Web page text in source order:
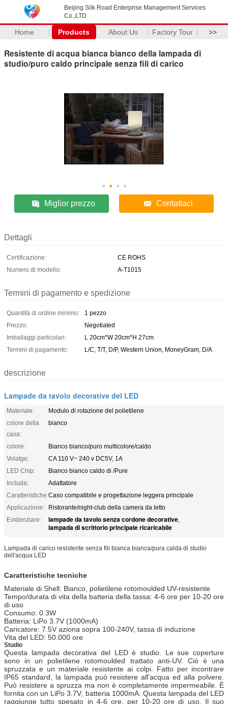
Beijing Silk Road Enterprise Management Services
Co.,LTD
Home Products About Us Factory Tour >>
Resistente di acqua bianca bianco della lampada di
studio/puro caldo principale senza fili di carico
Miglior prezzo Contattaci
Dettagli
Certificazione:
CE ROHS
Numero di modello:
A-T1015
Termini di pagamento e spedizione
Quantità di ordine minimo:
1 pezzo
Prezzo:
Negotiated
Imballaggi particolari:
L 20cm*W 20cm*H 27cm
Termini di pagamento:
L/C, T/T, D/P, Western Union, MoneyGram, D/A
descrizione
Lampade da tavolo decorative del LED
Materiale:
Modulo di rotazione del polietilene
colore della
casa:
bianco
colore:
Bianco bianco/puro multicolore/caldo
Volatge:
CA 110 V~ 240 v DC5V, 1A
LED Chip:
Bianco bianco caldo di /Pure
Includa:
Adattatore
Caratteristiche:Caso compatibile e progettazione leggera principale
Applicazione:
Ristorante/night-club della camera da letto
Evidenziare:
lampade da tavolo senza cordone decorative,
lampada di scrittorio principale ricaricabile
Lampada di carico resistente senza fili bianca bianca/pura calda di studio
dell'acqua LED
Caratteristiche tecniche
Materiale di Shell: Bianco, polietilene rotomoulded UV-resistente
Tempo/durata di vita della batteria della tassa: 4-6 ore per 10-20 ore
di uso
Consumo: 0.3W
Batteria: LiPo 3.7V (1000mA)
Caricatore: 7.5V aziona sopra 100-240V, tassa di induzione
Vita del LED: 50.000 ore
Studio
Questa lampada decorativa del LED è studio. Le sue coperture
sono in un polietilene rotomoulded trattato anti-UV. Ciò è una
spruzzata e un materiale resistente ai colpi. Fatto per incontrare
IP65 standard, la lampada può resistere all'acqua ed alla polvere.
Può resistere a spruzza ma non è completamente impermeabile. È
fornita con un LiPo 3.7V, batteria 1000mA. Questa lampada del LED
raggiunge tutto spesato in 4-6 ore, per 10-20 ore di uso. Il suo